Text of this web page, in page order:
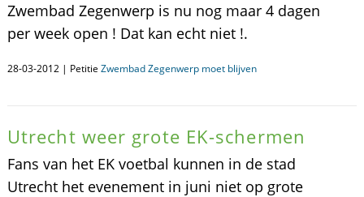
Zwembad Zegenwerp is nu nog maar 4 dagen
per week open ! Dat kan echt niet !.
28-03-2012 | Petitie Zwembad Zegenwerp moet blijven
Utrecht weer grote EK-schermen
Fans van het EK voetbal kunnen in de stad
Utrecht het evenement in juni niet op grote